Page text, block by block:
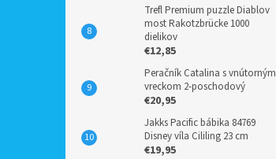
Trefl Premium puzzle Diablov
most Rakotzbrücke 1000
dielikov
€12,85
Peračník Catalina s vnútorným
vreckom 2-poschodový
€20,95
Jakks Pacific bábika 84769
Disney víla Cililing 23 cm
€19,95